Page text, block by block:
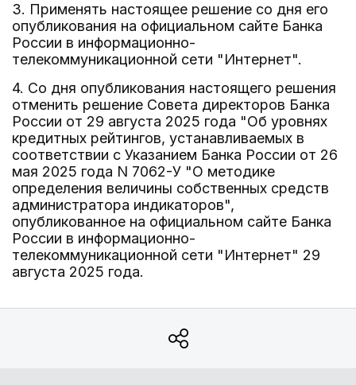
3. Применять настоящее решение со дня его
опубликования на официальном сайте Банка
России в информационно-
телекоммуникационной сети "Интернет".
4. Со дня опубликования настоящего решения
отменить решение Совета директоров Банка
России от 29 августа 2025 года "Об уровнях
кредитных рейтингов, устанавливаемых в
соответствии с Указанием Банка России от 26
мая 2025 года N 7062-У "О методике
определения величины собственных средств
администратора индикаторов",
опубликованное на официальном сайте Банка
России в информационно-
телекоммуникационной сети "Интернет" 29
августа 2025 года.